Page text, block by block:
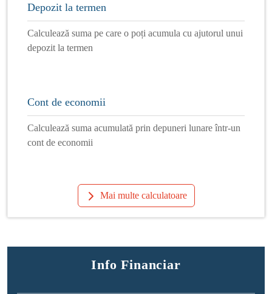
Depozit la termen
Calculează suma pe care o poți acumula cu ajutorul unui
depozit la termen
Cont de economii
Calculează suma acumulată prin depuneri lunare într-un
cont de economii
Mai multe calculatoare
Info Financiar